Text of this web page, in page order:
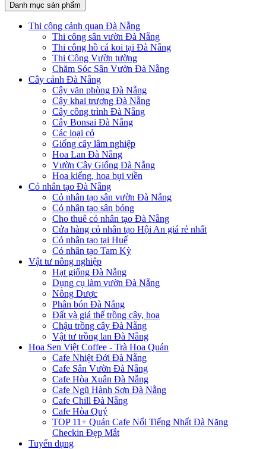
Danh mục sản phẩm
Thi công cảnh quan Đà Nẵng
Thi công sân vườn Đà Nẵng
Thi công hồ cá koi tại Đà Nẵng
Thi Công Vườn tường
Chăm Sóc Sân Vườn Đà Nẵng
Cây cảnh Đà Nẵng
Cây văn phòng Đà Nẵng
Cây khai trương Đà Nẵng
Cây công trình Đà Nẵng
Cây Bonsai Đà Nẵng
Các loại cỏ
Giống cây lâm nghiệp
Hoa Lan Đà Nẵng
Vườn Cây Giống Đà Nẵng
Hoa kiểng, hoa bụi viền
Cỏ nhân tạo Đà Nẵng
Cỏ nhân tạo sân vườn Đà Nẵng
Cỏ nhân tạo sân bóng
Cho thuê cỏ nhân tạo Đà Nẵng
Cửa hàng cỏ nhân tạo Hội An giá rẻ nhất
Cỏ nhân tạo tại Huế
Cỏ nhân tạo Tam Kỳ
Vật tư nông nghiệp
Hạt giống Đà Nẵng
Dụng cụ làm vườn Đà Nẵng
Nông Dược
Phân bón Đà Nẵng
Đất và giá thể trồng cây, hoa
Chậu trồng cây Đà Nẵng
Vật tư trồng lan Đà Nẵng
Hoa Sen Việt Coffee - Trà Hoa Quán
Cafe Nhiệt Đới Đà Nẵng
Cafe Sân Vườn Đà Nẵng
Cafe Hòa Xuân Đà Nẵng
Cafe Ngũ Hành Sơn Đà Nẵng
Cafe Chill Đà Nẵng
Cafe Hòa Quý
TOP 11+ Quán Cafe Nổi Tiếng Nhất Đà Năng
Checkin Đẹp Mắt
Tuyển dụng